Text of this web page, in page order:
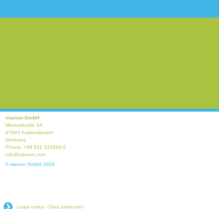
viamon GmbH
Merkurstraße 3A
67663 Kaiserslautern
Germany
Phone: +49 631 343592-0
info@viamon.com
© viamon GmbH 2026
Legal notice - Data protection